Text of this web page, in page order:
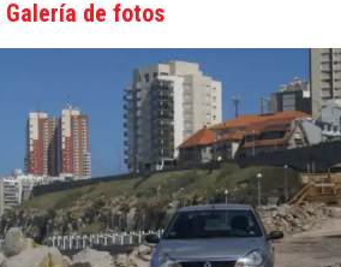
Galería de fotos